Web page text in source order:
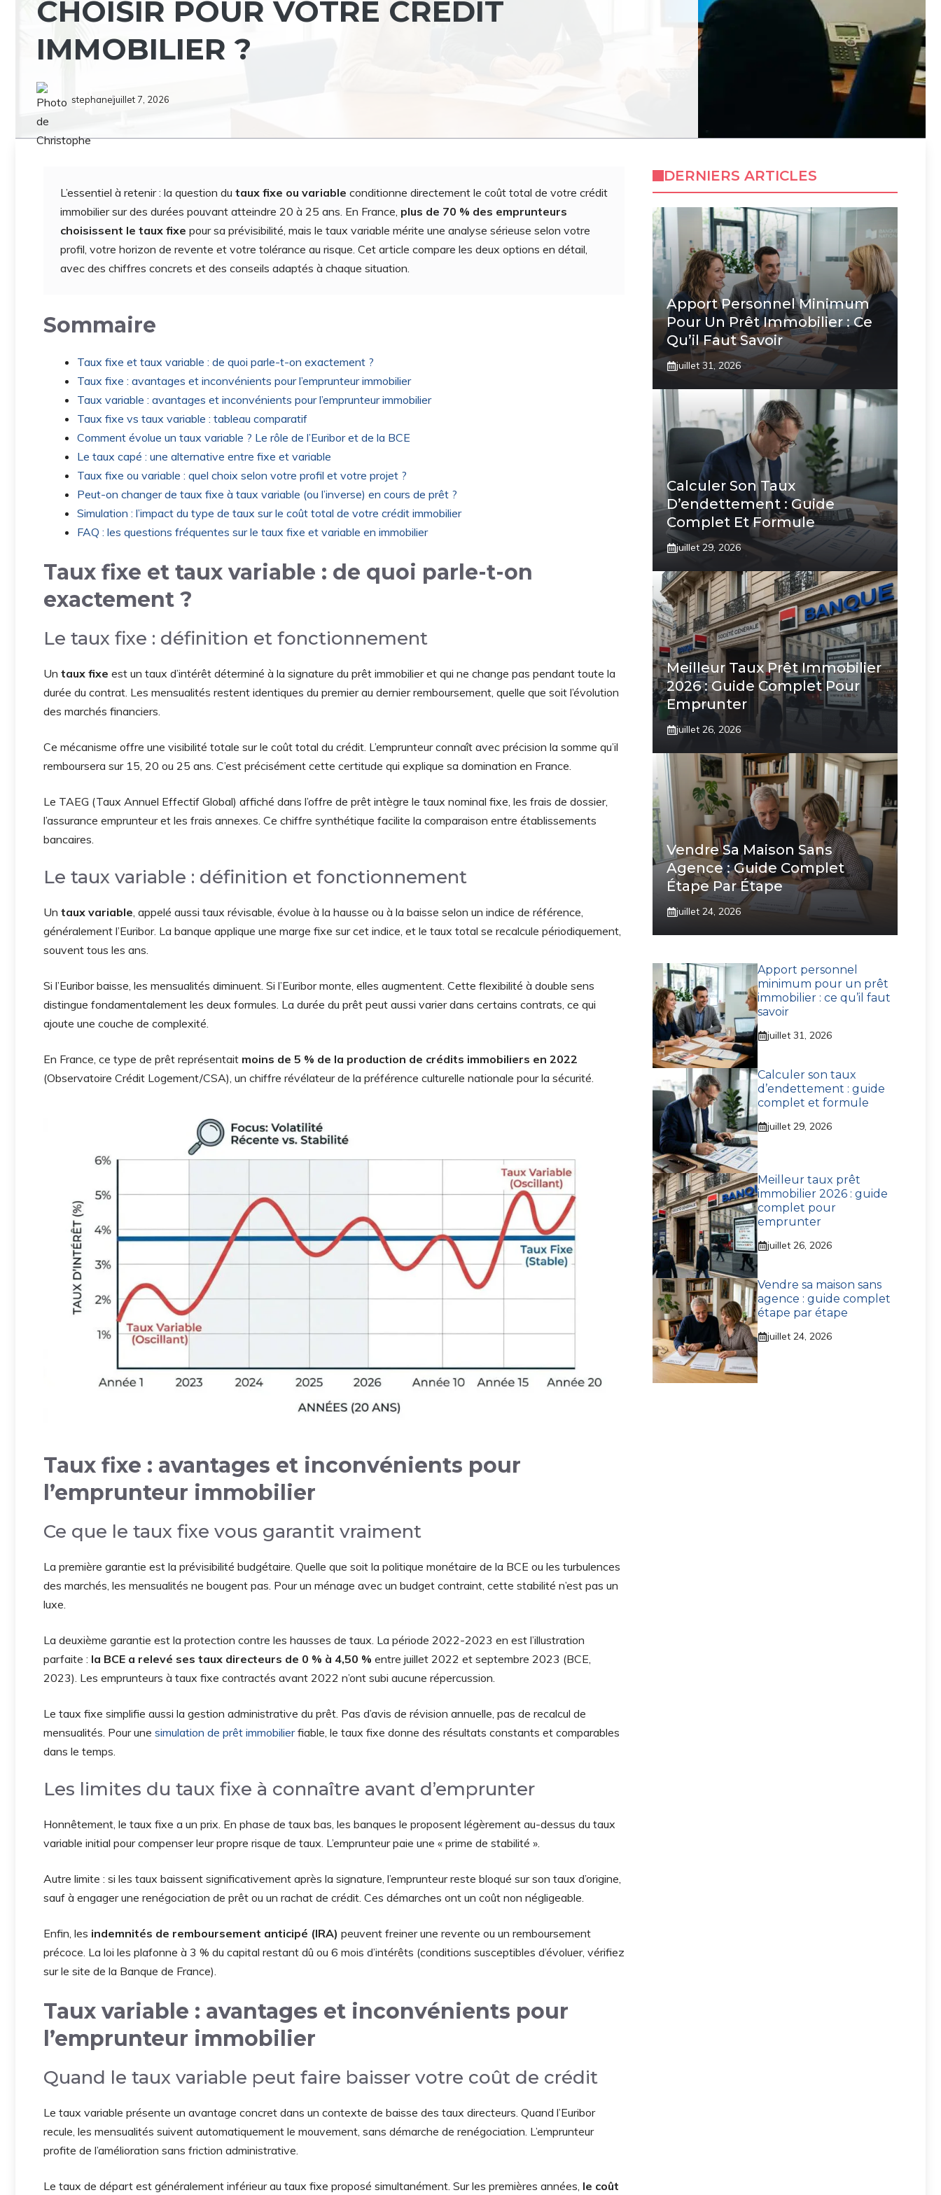
CHOISIR POUR VOTRE CRÉDIT
IMMOBILIER ?
stephanejuillet 7, 2026
L’essentiel à retenir : la question du taux fixe ou variable conditionne directement le coût total de votre crédit
immobilier sur des durées pouvant atteindre 20 à 25 ans. En France, plus de 70 % des emprunteurs
choisissent le taux fixe pour sa prévisibilité, mais le taux variable mérite une analyse sérieuse selon votre
profil, votre horizon de revente et votre tolérance au risque. Cet article compare les deux options en détail,
avec des chiffres concrets et des conseils adaptés à chaque situation.
Sommaire
Taux fixe et taux variable : de quoi parle-t-on exactement ?
Taux fixe : avantages et inconvénients pour l’emprunteur immobilier
Taux variable : avantages et inconvénients pour l’emprunteur immobilier
Taux fixe vs taux variable : tableau comparatif
Comment évolue un taux variable ? Le rôle de l’Euribor et de la BCE
Le taux capé : une alternative entre fixe et variable
Taux fixe ou variable : quel choix selon votre profil et votre projet ?
Peut-on changer de taux fixe à taux variable (ou l’inverse) en cours de prêt ?
Simulation : l’impact du type de taux sur le coût total de votre crédit immobilier
FAQ : les questions fréquentes sur le taux fixe et variable en immobilier
Taux fixe et taux variable : de quoi parle-t-on
exactement ?
Le taux fixe : définition et fonctionnement
Un taux fixe est un taux d’intérêt déterminé à la signature du prêt immobilier et qui ne change pas pendant toute la
durée du contrat. Les mensualités restent identiques du premier au dernier remboursement, quelle que soit l’évolution
des marchés financiers.
Ce mécanisme offre une visibilité totale sur le coût total du crédit. L’emprunteur connaît avec précision la somme qu’il
remboursera sur 15, 20 ou 25 ans. C’est précisément cette certitude qui explique sa domination en France.
Le TAEG (Taux Annuel Effectif Global) affiché dans l’offre de prêt intègre le taux nominal fixe, les frais de dossier,
l’assurance emprunteur et les frais annexes. Ce chiffre synthétique facilite la comparaison entre établissements
bancaires.
Le taux variable : définition et fonctionnement
Un taux variable, appelé aussi taux révisable, évolue à la hausse ou à la baisse selon un indice de référence,
généralement l’Euribor. La banque applique une marge fixe sur cet indice, et le taux total se recalcule périodiquement,
souvent tous les ans.
Si l’Euribor baisse, les mensualités diminuent. Si l’Euribor monte, elles augmentent. Cette flexibilité à double sens
distingue fondamentalement les deux formules. La durée du prêt peut aussi varier dans certains contrats, ce qui
ajoute une couche de complexité.
En France, ce type de prêt représentait moins de 5 % de la production de crédits immobiliers en 2022
(Observatoire Crédit Logement/CSA), un chiffre révélateur de la préférence culturelle nationale pour la sécurité.
Taux fixe : avantages et inconvénients pour
l’emprunteur immobilier
Ce que le taux fixe vous garantit vraiment
La première garantie est la prévisibilité budgétaire. Quelle que soit la politique monétaire de la BCE ou les turbulences
des marchés, les mensualités ne bougent pas. Pour un ménage avec un budget contraint, cette stabilité n’est pas un
luxe.
La deuxième garantie est la protection contre les hausses de taux. La période 2022-2023 en est l’illustration
parfaite : la BCE a relevé ses taux directeurs de 0 % à 4,50 % entre juillet 2022 et septembre 2023 (BCE,
2023). Les emprunteurs à taux fixe contractés avant 2022 n’ont subi aucune répercussion.
Le taux fixe simplifie aussi la gestion administrative du prêt. Pas d’avis de révision annuelle, pas de recalcul de
mensualités. Pour une simulation de prêt immobilierfiable, le taux fixe donne des résultats constants et comparables
dans le temps.
Les limites du taux fixe à connaître avant d’emprunter
Honnêtement, le taux fixe a un prix. En phase de taux bas, les banques le proposent légèrement au-dessus du taux
variable initial pour compenser leur propre risque de taux. L’emprunteur paie une « prime de stabilité ».
Autre limite : si les taux baissent significativement après la signature, l’emprunteur reste bloqué sur son taux d’origine,
sauf à engager une renégociation de prêt ou un rachat de crédit. Ces démarches ont un coût non négligeable.
Enfin, les indemnités de remboursement anticipé (IRA) peuvent freiner une revente ou un remboursement
précoce. La loi les plafonne à 3 % du capital restant dû ou 6 mois d’intérêts (conditions susceptibles d’évoluer, vérifiez
sur le site de la Banque de France).
Taux variable : avantages et inconvénients pour
l’emprunteur immobilier
Quand le taux variable peut faire baisser votre coût de crédit
Le taux variable présente un avantage concret dans un contexte de baisse des taux directeurs. Quand l’Euribor
recule, les mensualités suivent automatiquement le mouvement, sans démarche de renégociation. L’emprunteur
profite de l’amélioration sans friction administrative.
Le taux de départ est généralement inférieur au taux fixe proposé simultanément. Sur les premières années, le coût
DERNIERS ARTICLES
Apport Personnel Minimum
Pour Un Prêt Immobilier : Ce
Qu’il Faut Savoir
juillet 31, 2026
Calculer Son Taux
D’endettement : Guide
Complet Et Formule
juillet 29, 2026
Meilleur Taux Prêt Immobilier
2026 : Guide Complet Pour
Emprunter
juillet 26, 2026
Vendre Sa Maison Sans
Agence : Guide Complet
Étape Par Étape
juillet 24, 2026
Apport personnel
minimum pour un prêt
immobilier : ce qu’il faut
savoir
juillet 31, 2026
Calculer son taux
d’endettement : guide
complet et formule
juillet 29, 2026
Meilleur taux prêt
immobilier 2026 : guide
complet pour
emprunter
juillet 26, 2026
Vendre sa maison sans
agence : guide complet
étape par étape
juillet 24, 2026